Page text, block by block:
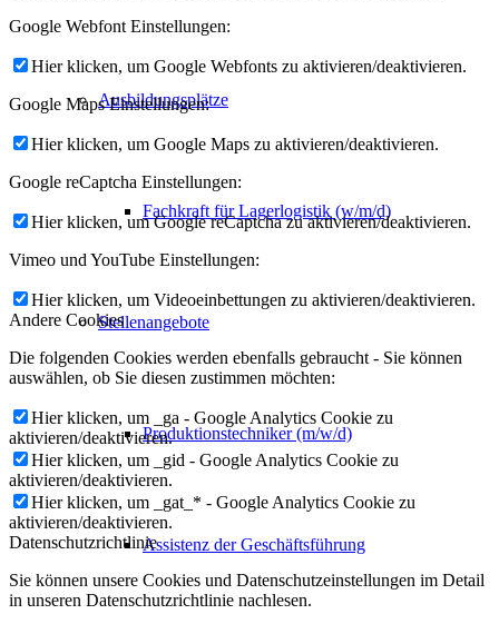
Ausbildungsplätze
Fachkraft für Lagerlogistik (w/m/d)
Stellenangebote
Produktionstechniker (m/w/d)
Assistenz der Geschäftsführung
Google Webfont Einstellungen:
Hier klicken, um Google Webfonts zu aktivieren/deaktivieren.
Google Maps Einstellungen:
Hier klicken, um Google Maps zu aktivieren/deaktivieren.
Google reCaptcha Einstellungen:
Hier klicken, um Google reCaptcha zu aktivieren/deaktivieren.
Vimeo und YouTube Einstellungen:
Hier klicken, um Videoeinbettungen zu aktivieren/deaktivieren.
Andere Cookies
Die folgenden Cookies werden ebenfalls gebraucht - Sie können
auswählen, ob Sie diesen zustimmen möchten:
Hier klicken, um _ga - Google Analytics Cookie zu
aktivieren/deaktivieren.
Hier klicken, um _gid - Google Analytics Cookie zu
aktivieren/deaktivieren.
Hier klicken, um _gat_* - Google Analytics Cookie zu
aktivieren/deaktivieren.
Datenschutzrichtlinie
Sie können unsere Cookies und Datenschutzeinstellungen im Detail
in unseren Datenschutzrichtlinie nachlesen.